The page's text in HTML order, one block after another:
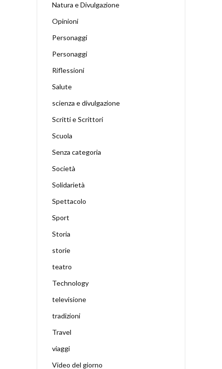
Natura e Divulgazione
Opinioni
Personaggi
Personaggi
Riflessioni
Salute
scienza e divulgazione
Scritti e Scrittori
Scuola
Senza categoria
Società
Solidarietà
Spettacolo
Sport
Storia
storie
teatro
Technology
televisione
tradizioni
Travel
viaggi
Video del giorno